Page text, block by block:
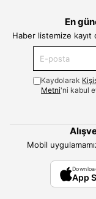
En
Haber listemize
Kaydolarak
Metni'ni kabul
Mobil
App